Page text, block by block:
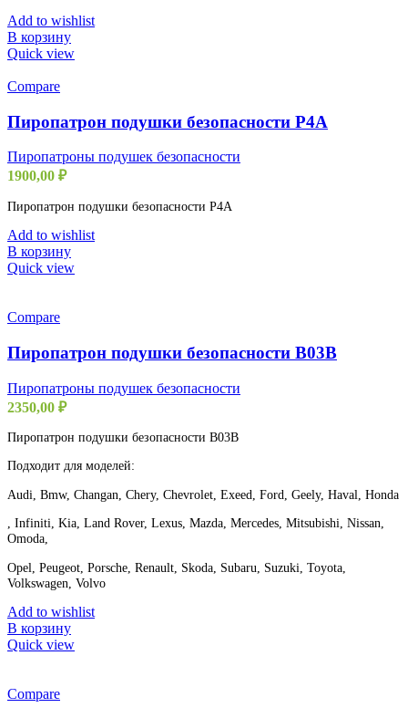
Add to wishlist
В корзину
Quick view
Compare
Пиропатрон подушки безопасности P4A
Пиропатроны подушек безопасности
1900,00 ₽
Пиропатрон подушки безопасности P4A
Add to wishlist
В корзину
Quick view
Compare
Пиропатрон подушки безопасности B03B
Пиропатроны подушек безопасности
2350,00 ₽
Пиропатрон подушки безопасности B03B
Подходит для моделей:
Audi, Bmw, Changan, Chery, Chevrolet, Exeed, Ford, Geely, Haval, Honda
, Infiniti, Kia, Land Rover, Lexus, Mazda, Mercedes, Mitsubishi, Nissan,
Omoda,
Opel, Peugeot, Porsche, Renault, Skoda, Subaru, Suzuki, Toyota,
Volkswagen, Volvo
Add to wishlist
В корзину
Quick view
Compare